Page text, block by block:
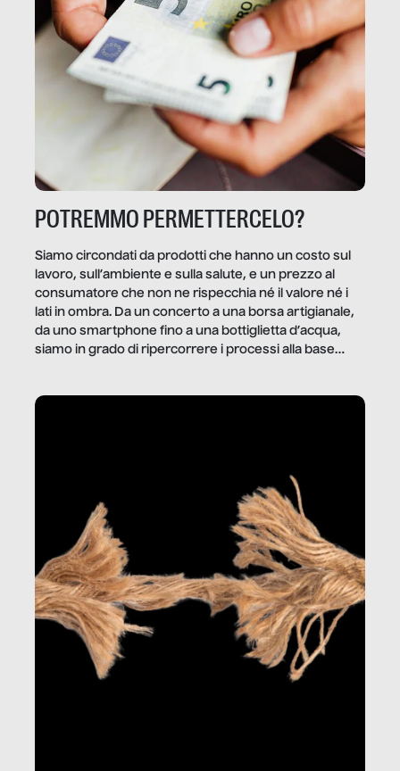
POTREMMO PERMETTERCELO?
Siamo circondati da prodotti che hanno un costo sul
lavoro, sull’ambiente e sulla salute, e un prezzo al
consumatore che non ne rispecchia né il valore né i
lati in ombra. Da un concerto a una borsa artigianale,
da uno smartphone fino a una bottiglietta d’acqua,
siamo in grado di ripercorrere i processi alla base
dietro gli oggetti e i servizi che fanno la nostra vita